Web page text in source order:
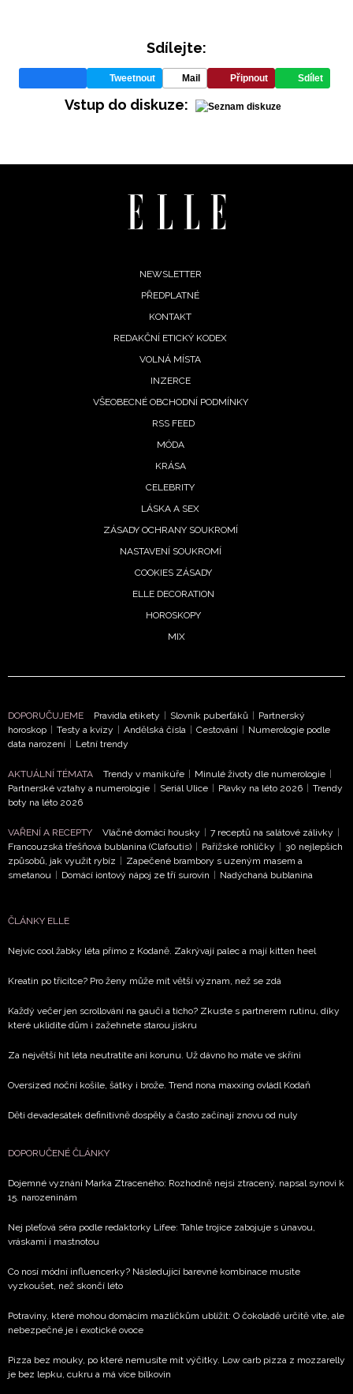
INFORMACE
NEWSLETTER
Přihlášením k newsletteru souhlasíte s Obchodními
podmínkami společnosti BurdaMedia Extra s.r.o.
potvrzujete, že jste se seznámili se
Zásadami
Vašimi údaji pracovat zejména k organizaci a
informace od našich partnerů? Pokud souhlasíte se
zpracováním údajů k tomuto účelu podle
Zásad ochrany
soukromí BurdaMedia Extra s.r.o.
Sdílejte:
Tweetnout Mail Připnout Sdílet
Vstup do diskuze:
NEWSLETTER
PŘEDPLATNÉ
KONTAKT
REDAKČNÍ ETICKÝ KODEX
VOLNÁ MÍSTA
INZERCE
VŠEOBECNÉ OBCHODNÍ PODMÍNKY
RSS FEED
MÓDA
KRÁSA
CELEBRITY
LÁSKA A SEX
ZÁSADY OCHRANY SOUKROMÍ
NASTAVENÍ SOUKROMÍ
COOKIES ZÁSADY
ELLE DECORATION
HOROSKOPY
MIX
DOPORUČUJEME Pravidla etikety | Slovník puberťáků | Partnerský
horoskop | Testy a kvízy | Andělská čísla | Cestování | Numerologie podle
data narození | Letní trendy
AKTUÁLNÍ TÉMATA Trendy v manikúře | Minulé životy dle numerologie |
Partnerské vztahy a numerologie | Seriál Ulice | Plavky na léto 2026 | Trendy
boty na léto 2026
VAŘENÍ A RECEPTY Vláčné domácí housky | 7 receptů na salátové zálivky |
Francouzská třešňová bublanina (Clafoutis) | Pařížské rohlíčky | 30 nejlepších
způsobů, jak využít rybíz | Zapečené brambory s uzeným masem a
smetanou | Domácí iontový nápoj ze tří surovin | Nadýchaná bublanina
ČLÁNKY ELLE
Nejvíc cool žabky léta přímo z Kodaně. Zakrývají palec a mají kitten heel
Kreatin po třicítce? Pro ženy může mít větší význam, než se zdá
Každý večer jen scrollování na gauči a ticho? Zkuste s partnerem rutinu, díky
které uklidíte dům i zažehnete starou jiskru
Za největší hit léta neutratíte ani korunu. Už dávno ho máte ve skříni
Oversized noční košile, šátky i brože. Trend nona maxxing ovládl Kodaň
Děti devadesátek definitivně dospěly a často začínají znovu od nuly
DOPORUČENÉ ČLÁNKY
Dojemné vyznání Marka Ztraceného: Rozhodně nejsi ztracený, napsal synovi k
15. narozeninám
Nej pleťová séra podle redaktorky Lifee: Tahle trojice zabojuje s únavou,
vráskami i mastnotou
Co nosí módní influencerky? Následující barevné kombinace musíte
vyzkoušet, než skončí léto
Potraviny, které mohou domácím mazlíčkům ublížit: O čokoládě určitě víte, ale
nebezpečné je i exotické ovoce
Pizza bez mouky, po které nemusíte mít výčitky. Low carb pizza z mozzarelly
je bez lepku, cukru a má více bílkovin